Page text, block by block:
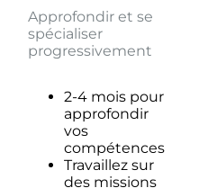
Approfondir et se
spécialiser
progressivement
2-4 mois pour
approfondir
vos
compétences
Travaillez sur
des missions